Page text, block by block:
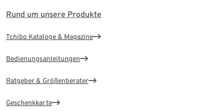
Rund um unsere Produkte
Tchibo Kataloge & Magazine
Bedienungsanleitungen
Ratgeber & Größenberater
Geschenkkarte